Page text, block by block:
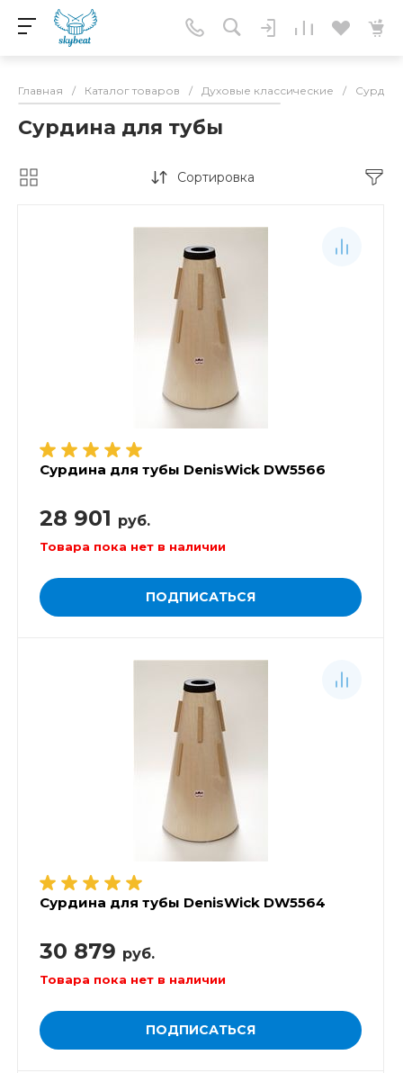
Главная / Каталог товаров / Духовые классические /
Сурдина для тубы
Сортировка
Сурдина для тубы DenisWick DW5566
28 901 руб.
Товара пока нет в наличии
ПОДПИСАТЬСЯ
Сурдина для тубы DenisWick DW5564
30 879 руб.
Товара пока нет в наличии
ПОДПИСАТЬСЯ